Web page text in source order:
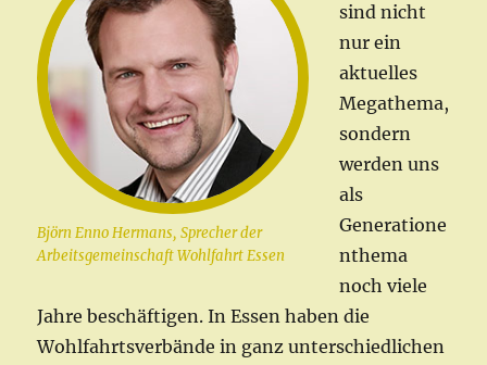
Björn Enno Hermans, Sprecher der
Arbeitsgemeinschaft Wohlfahrt Essen
sind nicht
nur ein
aktuelles
Megathema,
sondern
werden uns
als
Generatione
nthema
noch viele
Jahre beschäftigen. In Essen haben die
Wohlfahrtsverbände in ganz unterschiedlichen